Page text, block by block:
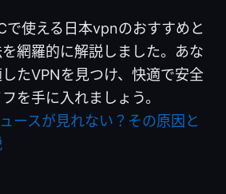
で使える日本vpnのおすすめと
網羅的に解説しました。あな
たVPNを見つけ、快適で安全
を手に入れましょう。
ースが見れない？その原因と